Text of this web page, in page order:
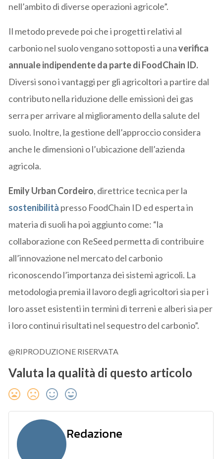
nell’ambito di diverse operazioni agricole”.
Il metodo prevede poi che i progetti relativi al
carbonio nel suolo vengano sottoposti a unaverifica
annuale indipendente da parte di FoodChain ID.
Diversi sono i vantaggi per gli agricoltori a partire dal
contributo nella riduzione delle emissioni dei gas
serra per arrivare al miglioramento della salute del
suolo. Inoltre, la gestione dell’approccio considera
anche le dimensioni o l’ubicazione dell’azienda
agricola.
Emily Urban Cordeiro, direttrice tecnica per la
sostenibilità presso FoodChain ID ed esperta in
materia di suoli ha poi aggiunto come: “la
collaborazione con ReSeed permetta di contribuire
all’innovazione nel mercato del carbonio
riconoscendo l’importanza dei sistemi agricoli. La
metodologia premia il lavoro degli agricoltori sia per i
loro asset esistenti in termini di terreni e alberi sia per
i loro continui risultati nel sequestro del carbonio”.
@RIPRODUZIONE RISERVATA
Valuta la qualità di questo articolo
Redazione